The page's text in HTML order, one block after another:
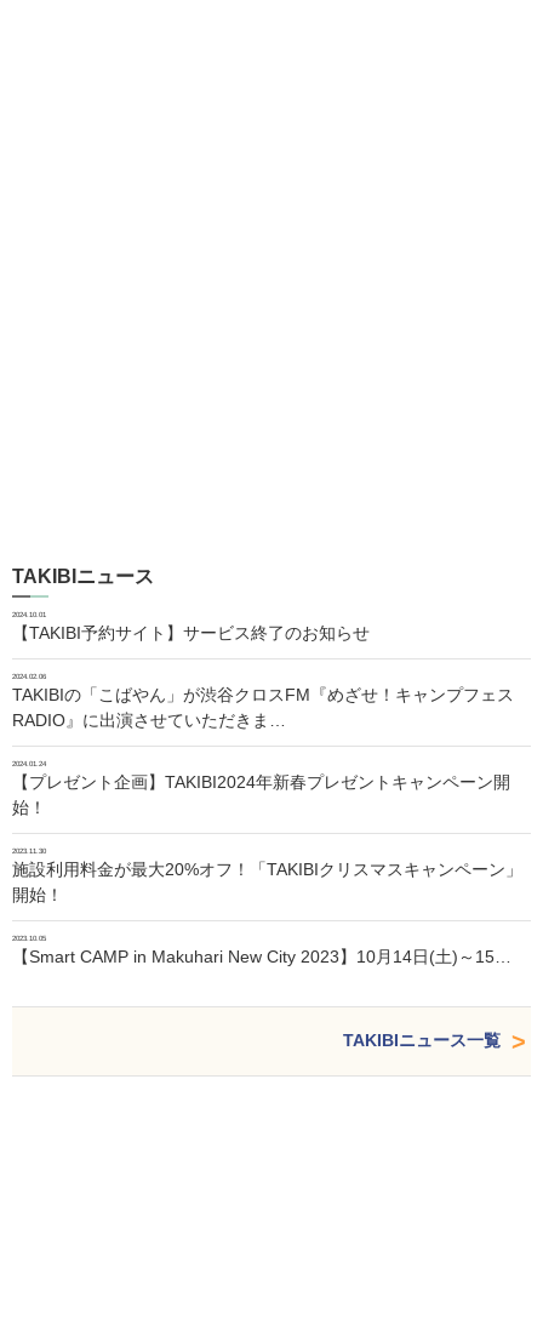
TAKIBIニュース
2024.10.01
【TAKIBI予約サイト】サービス終了のお知らせ
2024.02.06
TAKIBIの「こばやん」が渋谷クロスFM『めざせ！キャンプフェス
RADIO』に出演させていただきま…
2024.01.24
【プレゼント企画】TAKIBI2024年新春プレゼントキャンペーン開
始！
2023.11.30
施設利用料金が最大20%オフ！「TAKIBIクリスマスキャンペーン」
開始！
2023.10.05
【Smart CAMP in Makuhari New City 2023】10月14日(土)～15…
TAKIBIニュース一覧